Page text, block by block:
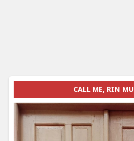
CALL ME, RIN